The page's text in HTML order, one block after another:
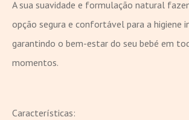
A sua suavidade e formulação natural
opção segura e confortável para a higiene
garantindo o bem-estar do seu bebé em
momentos.
Características: